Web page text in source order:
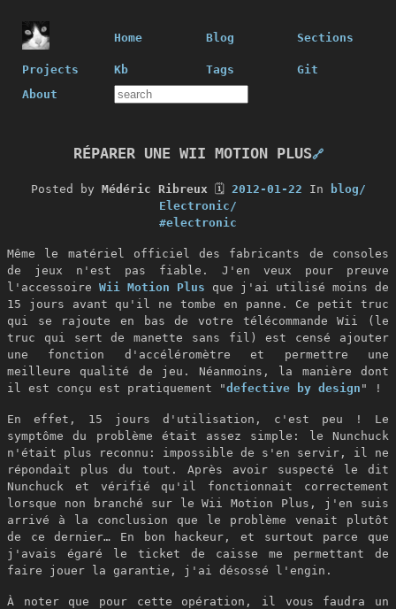
Home Blog Sections
Projects Kb Tags
Git
About
RÉPARER UNE WII MOTION PLUS🔗
Posted by Médéric Ribreux🗓 2012-01-22 In
blog/
Electronic/
#electronic
Même le matériel officiel des fabricants de consoles
de jeux n'est pas fiable. J'en veux pour preuve
l'accessoire Wii Motion Plus que j'ai utilisé moins de
15 jours avant qu'il ne tombe en panne. Ce petit truc
qui se rajoute en bas de votre télécommande Wii (le
truc qui sert de manette sans fil) est censé ajouter
une fonction d'accéléromètre et permettre une
meilleure qualité de jeu. Néanmoins, la manière dont
il est conçu est pratiquement "defective by design " !
En effet, 15 jours d'utilisation, c'est peu ! Le
symptôme du problème était assez simple: le Nunchuck
n'était plus reconnu: impossible de s'en servir, il ne
répondait plus du tout. Après avoir suspecté le dit
Nunchuck et vérifié qu'il fonctionnait correctement
lorsque non branché sur le Wii Motion Plus, j'en suis
arrivé à la conclusion que le problème venait plutôt
de ce dernier… En bon hackeur, et surtout parce que
j'avais égaré le ticket de caisse me permettant de
faire jouer la garantie, j'ai désossé l'engin.
À noter que pour cette opération, il vous faudra un